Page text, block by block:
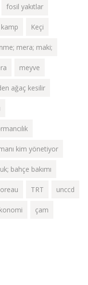
fosil yakıtlar
kamp Keçi
mera; maki;
meyve
ağaç kesilir
kim yönetiyor
bahçe bakımı
TRT unccd
çam